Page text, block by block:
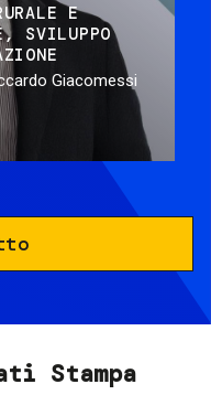
E
SVILUPPO
Giacomessi
Stampa